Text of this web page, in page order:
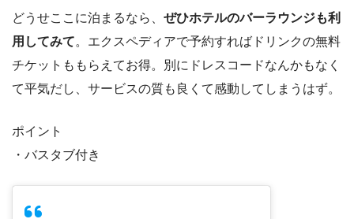
どうせここに泊まるなら、 ぜひホテルのバーラウンジも利
用してみて。エクスペディアで予約すればドリンクの無料
チケットももらえてお得。別にドレスコードなんかもなく
て平気だし、サービスの質も良くて感動してしまうはず。
ポイント
・バスタブ付き